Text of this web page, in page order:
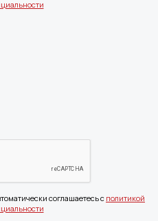
соглашаетесь с политикой